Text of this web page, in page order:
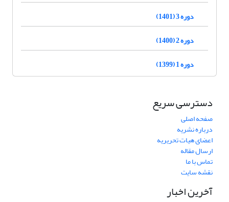
دوره 3 (1401)
دوره 2 (1400)
دوره 1 (1399)
دسترسی سریع
صفحه اصلی
درباره نشریه
اعضای هیات تحریریه
ارسال مقاله
تماس با ما
نقشه سایت
آخرین اخبار